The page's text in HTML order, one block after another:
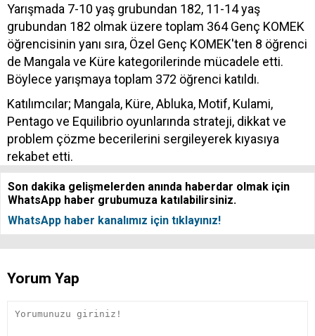
Yarışmada 7-10 yaş grubundan 182, 11-14 yaş
grubundan 182 olmak üzere toplam 364 Genç KOMEK
öğrencisinin yanı sıra, Özel Genç KOMEK'ten 8 öğrenci
de Mangala ve Küre kategorilerinde mücadele etti.
Böylece yarışmaya toplam 372 öğrenci katıldı.
Katılımcılar; Mangala, Küre, Abluka, Motif, Kulami,
Pentago ve Equilibrio oyunlarında strateji, dikkat ve
problem çözme becerilerini sergileyerek kıyasıya
rekabet etti.
Son dakika gelişmelerden anında haberdar olmak için
WhatsApp haber grubumuza katılabilirsiniz.
WhatsApp haber kanalımız için tıklayınız!
Yorum Yap